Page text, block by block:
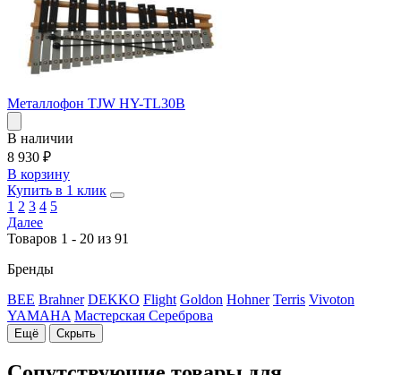
Металлофон TJW HY-TL30B
В наличии
8 930 ₽
В корзину
Купить в 1 клик
1 2 3 4 5
Далее
Товаров 1 - 20 из 91
Бренды
BEE Brahner DEKKO Flight Goldon Hohner Terris Vivoton
YAMAHA Мастерская Сереброва
Ещё Скрыть